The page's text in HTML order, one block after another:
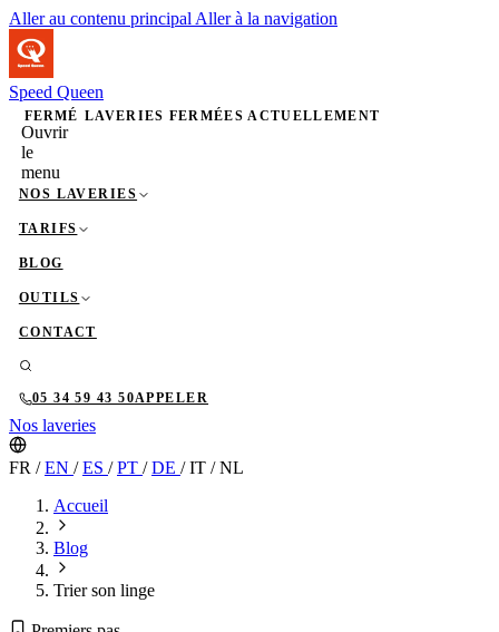
Aller au contenu principal Aller à la navigation
Speed Queen
FERMÉ LAVERIES FERMÉES ACTUELLEMENT
Ouvrir
le
menu
NOS LAVERIES
TARIFS
BLOG
OUTILS
CONTACT
05 34 59 43 50APPELER
Nos laveries
FR /EN /ES /PT /DE /IT /NL
Accueil
Blog
Trier son linge